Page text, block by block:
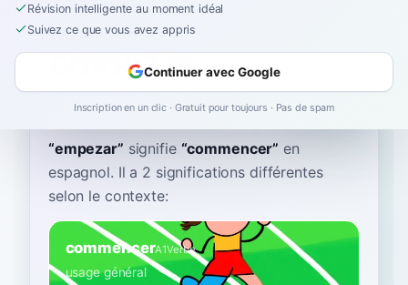
Accueil› Espagnol›Dictionnaire ›empezar
empezar
em-peh-SAR em.peˈsaɾ
“empezar” signifie “commencer” en
espagnol. Il a 2 significations différentes
selon le contexte:
commencerA1Verbe
usage général
Révision intelligente au moment idéal
Suivez ce que vous avez appris
Continuer avec Google
Inscription en un clic · Gratuit pour toujours · Pas de spam